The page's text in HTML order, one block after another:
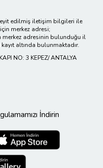
edilmiş iletişim bilgileri ile
merkez adresi;
merkez adresinin bulunduğu il
altında bulunmaktadır.
NO: 3 KEPEZ/ ANTALYA
İndirin